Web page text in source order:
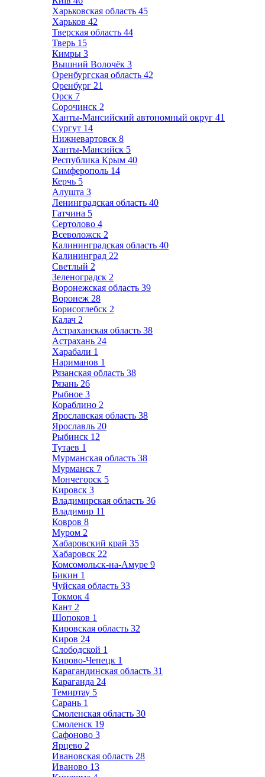
Харьковская область 45
Харьков 42
Тверская область 44
Тверь 15
Кимры 3
Вышний Волочёк 3
Оренбургская область 42
Оренбург 21
Орск 7
Сорочинск 2
Ханты-Мансийский автономный округ 41
Сургут 14
Нижневартовск 8
Ханты-Мансийск 5
Республика Крым 40
Симферополь 14
Керчь 5
Алушта 3
Ленинградская область 40
Гатчина 5
Сертолово 4
Всеволожск 2
Калининградская область 40
Калининград 22
Светлый 2
Зеленоградск 2
Воронежская область 39
Воронеж 28
Борисоглебск 2
Калач 2
Астраханская область 38
Астрахань 24
Харабали 1
Нариманов 1
Рязанская область 38
Рязань 26
Рыбное 3
Кораблино 2
Ярославская область 38
Ярославль 20
Рыбинск 12
Тутаев 1
Мурманская область 38
Мурманск 7
Мончегорск 5
Кировск 3
Владимирская область 36
Владимир 11
Ковров 8
Муром 2
Хабаровский край 35
Хабаровск 22
Комсомольск-на-Амуре 9
Бикин 1
Чуйская область 33
Токмок 4
Кант 2
Шопоков 1
Кировская область 32
Киров 24
Слободской 1
Кирово-Чепецк 1
Карагандинская область 31
Караганда 24
Темиртау 5
Сарань 1
Смоленская область 30
Смоленск 19
Сафоново 3
Ярцево 2
Ивановская область 28
Иваново 13